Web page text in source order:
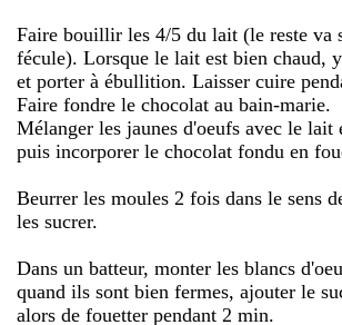
Faire bouillir les 4/5 du lait (le reste va
fécule). Lorsque le lait est bien chaud,
et porter à ébullition. Laisser cuire
Faire fondre le chocolat au bain-marie.
Mélanger les jaunes d'oeufs avec le lait
puis incorporer le chocolat fondu en
Beurrer les moules 2 fois dans le sens
les sucrer.
Dans un batteur, monter les blancs
quand ils sont bien fermes, ajouter le
alors de fouetter pendant 2 min.